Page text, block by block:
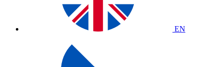
EN